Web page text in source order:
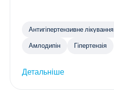
Антигіпертензивне лікування
Амлодипін Гіпертензія
Детальніше